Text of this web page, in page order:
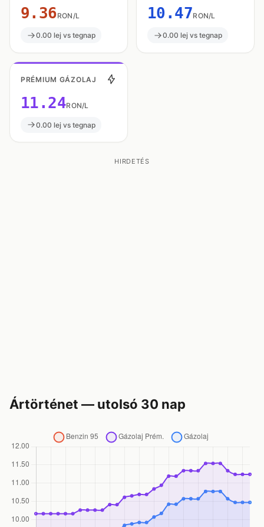
9.36RON/L
0.00 lej vs tegnap
10.47RON/L
0.00 lej vs tegnap
PRÉMIUM GÁZOLAJ
11.24RON/L
0.00 lej vs tegnap
HIRDETÉS
Ártörténet — utolsó 30 nap